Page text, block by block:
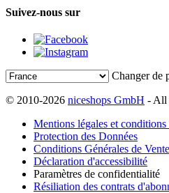
Suivez-nous sur
Changer de
© 2010-2026 niceshops GmbH - All
Mentions légales et
Protection des Données
Conditions Générales de
Déclaration d'accessibilité
Paramètres de confidentialité
Résiliation des contrats